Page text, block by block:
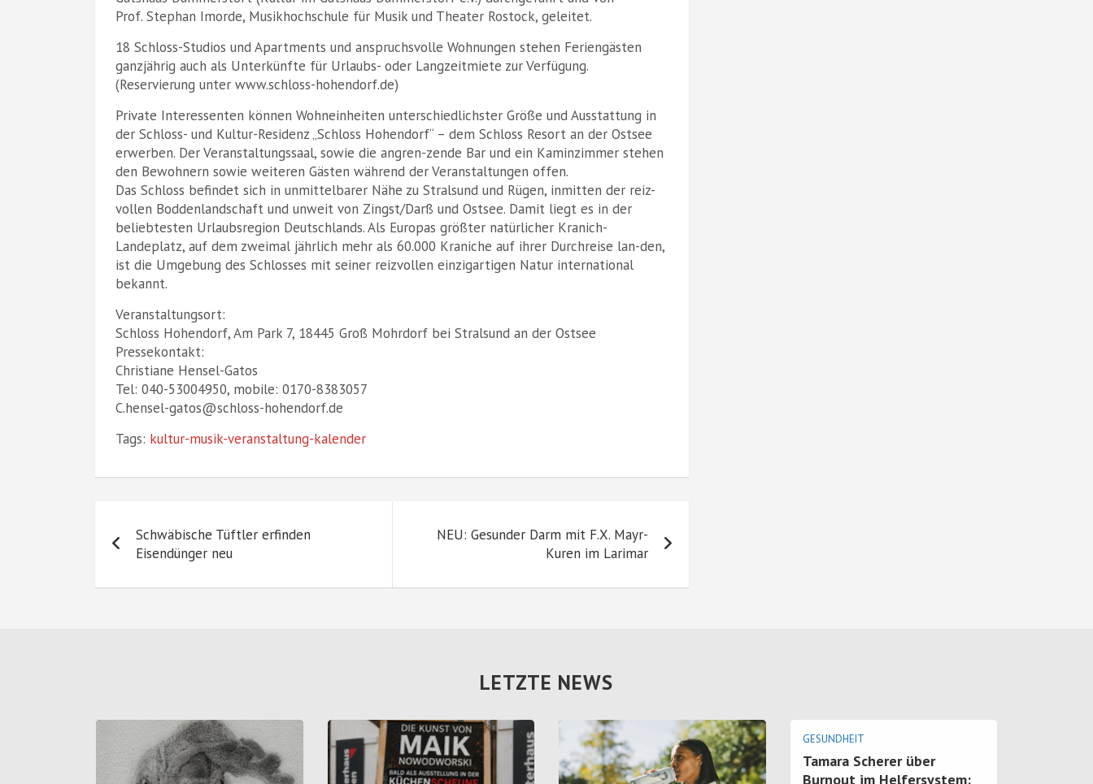
Prof. Stephan Imorde, Musikhochschule für Musik und Theater Rostock, geleitet.
18 Schloss-Studios und Apartments und anspruchsvolle Wohnungen stehen Feriengästen
ganzjährig auch als Unterkünfte für Urlaubs- oder Langzeitmiete zur Verfügung.
(Reservierung unter www.schloss-hohendorf.de)
Private Interessenten können Wohneinheiten unterschiedlichster Größe und Ausstattung in
der Schloss- und Kultur-Residenz „Schloss Hohendorf“ – dem Schloss Resort an der Ostsee
erwerben. Der Veranstaltungssaal, sowie die angren-zende Bar und ein Kaminzimmer stehen
den Bewohnern sowie weiteren Gästen während der Veranstaltungen offen.
Das Schloss befindet sich in unmittelbarer Nähe zu Stralsund und Rügen, inmitten der reiz-
vollen Boddenlandschaft und unweit von Zingst/Darß und Ostsee. Damit liegt es in der
beliebtesten Urlaubsregion Deutschlands. Als Europas größter natürlicher Kranich-
Landeplatz, auf dem zweimal jährlich mehr als 60.000 Kraniche auf ihrer Durchreise lan-den,
ist die Umgebung des Schlosses mit seiner reizvollen einzigartigen Natur international
bekannt.
Veranstaltungsort:
Schloss Hohendorf, Am Park 7, 18445 Groß Mohrdorf bei Stralsund an der Ostsee
Pressekontakt:
Christiane Hensel-Gatos
Tel: 040-53004950, mobile: 0170-8383057
C.hensel-gatos@schloss-hohendorf.de
Tags: kultur-musik-veranstaltung-kalender
Schwäbische Tüftler erfinden
Eisendünger neu
NEU: Gesunder Darm mit F.X. Mayr-
Kuren im Larimar
LETZTE NEWS
GESUNDHEIT
Tamara Scherer über
Burnout im Helfersystem: